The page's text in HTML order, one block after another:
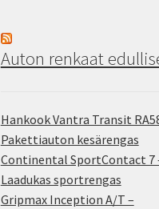
Auton renkaat
Hankook Vantra Transit
Pakettiauton kesärengas
Continental SportContact 7
Laadukas sportrengas
Gripmax Inception A/T –